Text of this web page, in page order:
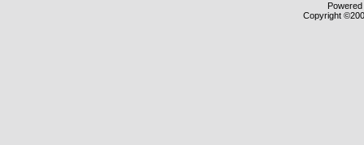
Copyright